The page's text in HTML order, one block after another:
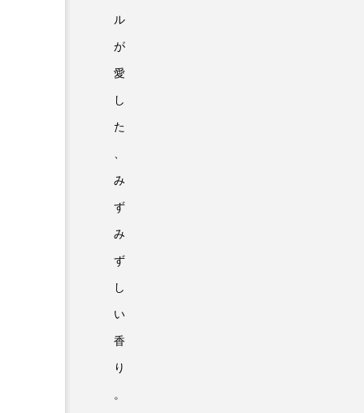
ル
が
愛
し
た
み
ず
み
ず
し
い
香
り
。